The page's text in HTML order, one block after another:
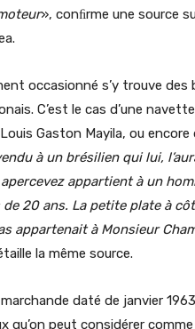
», conﬁrme une source
occasionné s’y trouve
C’est le cas d’une
Gaston Mayila, ou
à un brésilien qui lui,
appartient à un
20 ans. La petite plate à
appartenait à Monsieur
la même source.
daté de janvier
qu’on peut considérer